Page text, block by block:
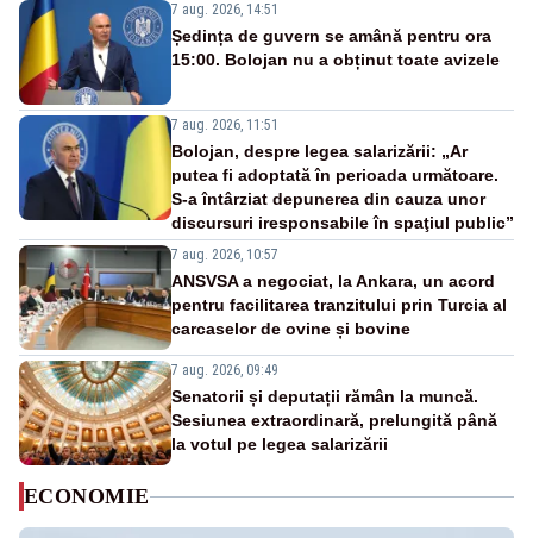
7 aug. 2026, 14:51
Ședința de guvern se amână pentru ora
15:00. Bolojan nu a obținut toate avizele
7 aug. 2026, 11:51
Bolojan, despre legea salarizării: „Ar
putea fi adoptată în perioada următoare.
S-a întârziat depunerea din cauza unor
discursuri iresponsabile în spaţiul public”
7 aug. 2026, 10:57
ANSVSA a negociat, la Ankara, un acord
pentru facilitarea tranzitului prin Turcia al
carcaselor de ovine și bovine
7 aug. 2026, 09:49
Senatorii și deputații rămân la muncă.
Sesiunea extraordinară, prelungită până
la votul pe legea salarizării
ECONOMIE